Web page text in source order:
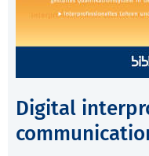
Digital